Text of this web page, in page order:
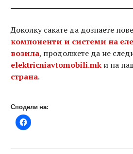
Доколку сакате да дознаете
компоненти и системи на
возила, продолжете да не
elektricniavtomobili.mk и на
страна.
Сподели на: